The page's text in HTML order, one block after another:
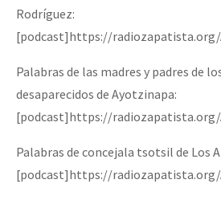
Rodríguez:
[podcast]https://radiozapatista.org/
Palabras de las madres y padres de
desaparecidos de Ayotzinapa:
[podcast]https://radiozapatista.org/
Palabras de concejala tsotsil de Los
[podcast]https://radiozapatista.org/